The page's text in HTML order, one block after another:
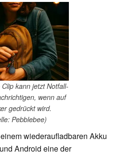
kann jetzt Notfall-
wenn auf
gedrückt wird.
Pebblebee)
wiederaufladbaren Akku
Android eine der